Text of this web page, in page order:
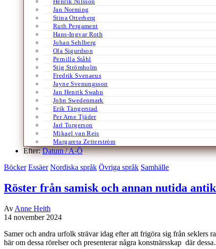
Jan Norming
Stina Otterberg
Ruth Pergament
Hans-Ingvar Roth
Johan Sehlberg
Ola Sigurdson
Pernilla Ståhl
Stig Strömholm
Fredrik Svenaeus
Jayne Svenungsson
Jan Henrik Swahn
John Swedenmark
Erik Tängerstad
Per Arne Tjäder
Jarl Torgerson
Mikael van Reis
Margareta Zetterström
Efter:Datum /A-Ö
Böcker Essäer Nordiska språk Övriga språk Samhälle
Röster från samisk och annan nutida
Av Anne Heith
14 november 2024
Samer och andra urfolk strävar idag efter att frigöra sig från seklers
här om dessa rörelser och presenterar några konstnärsskap där